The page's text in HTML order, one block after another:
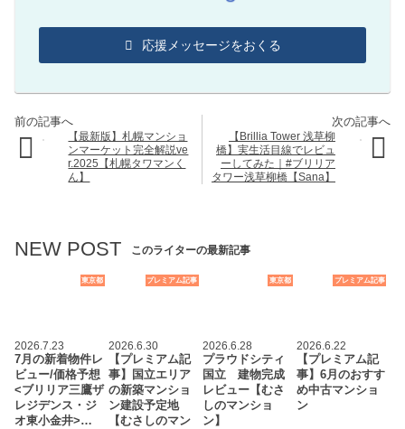
応援メッセージをおくる
【最新版】札幌マンショ
ンマーケット完全解説ve
r.2025【札幌タワマンく
ん】
【Brillia Tower 浅草柳
橋】実生活目線でレビュ
ーしてみた｜#ブリリア
タワー浅草柳橋【Sana】
NEW POST このライターの最新記事
東京都
2026.7.23
7月の新着物件レ
ビュー/価格予想
<ブリリア三鷹ザ
レジデンス・ジ
オ東小金井>…
プレミアム記事
2026.6.30
【プレミアム記
事】国立エリア
の新築マンショ
ン建設予定地
【むさしのマン
東京都
2026.6.28
プラウドシティ
国立 建物完成
レビュー【むさ
しのマンショ
ン】
プレミアム記事
2026.6.22
【プレミアム記
事】6月のおすす
め中古マンショ
ン